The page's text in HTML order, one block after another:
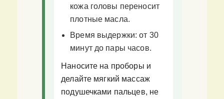
кожа головы переносит
плотные масла.
Время выдержки: от 30
минут до пары часов.
Наносите на проборы и
делайте мягкий массаж
подушечками пальцев, не